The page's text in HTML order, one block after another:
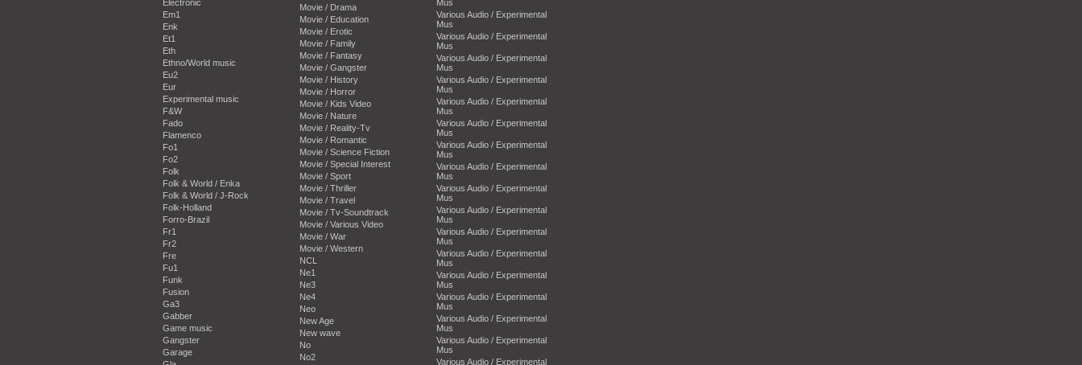
Electronic
Em1
Enk
Et1
Eth
Ethno/World music
Eu2
Eur
Experimental music
F&W
Fado
Flamenco
Fo1
Fo2
Folk
Folk & World / Enka
Folk & World / J-Rock
Folk-Holland
Forro-Brazil
Fr1
Fr2
Fre
Fu1
Funk
Fusion
Ga3
Gabber
Game music
Gangster
Garage
Movie / Drama
Movie / Education
Movie / Erotic
Movie / Family
Movie / Fantasy
Movie / Gangster
Movie / History
Movie / Horror
Movie / Kids Video
Movie / Nature
Movie / Reality-Tv
Movie / Romantic
Movie / Science Fiction
Movie / Special Interest
Movie / Sport
Movie / Thriller
Movie / Travel
Movie / Tv-Soundtrack
Movie / Various Video
Movie / War
Movie / Western
NCL
Ne1
Ne3
Ne4
Neo
New Age
New wave
No
No2
Mus
Various Audio / Experimental
Mus
Various Audio / Experimental
Mus
Various Audio / Experimental
Mus
Various Audio / Experimental
Mus
Various Audio / Experimental
Mus
Various Audio / Experimental
Mus
Various Audio / Experimental
Mus
Various Audio / Experimental
Mus
Various Audio / Experimental
Mus
Various Audio / Experimental
Mus
Various Audio / Experimental
Mus
Various Audio / Experimental
Mus
Various Audio / Experimental
Mus
Various Audio / Experimental
Mus
Various Audio / Experimental
Mus
Various Audio / Experimental
Mus
Various Audio / Experimental